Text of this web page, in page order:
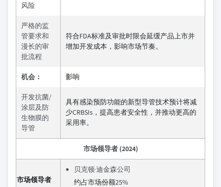
风险
严格的监
管要求和
漫长的审
批流程
符合FDA标准及审批时限会延缓产品上市并
增加开发成本，影响市场节奏。
机会： 影响
开发抗菌/
涂层及防
生物膜的
导管
具有感染预防功能的新型导管技术预计将减
少CRBSIs，提高患者安全性，并推动更高的
采用率。
市场领导者 (2024)
市场领导者
贝克顿·迪金森公司
约占市场份额25%